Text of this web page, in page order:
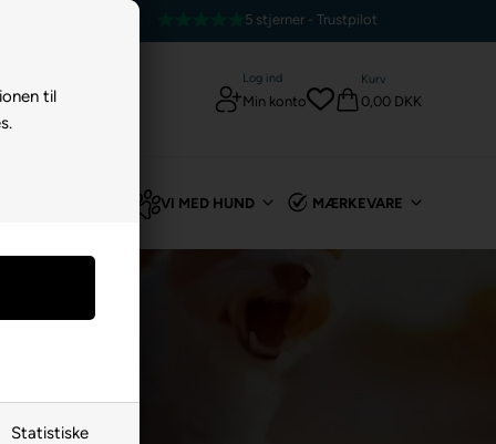
til
Statistiske
E-mærket webshop
Log ind
Min konto
Kurv
0,00 DKK
VI MED HUND MÆRKEVARE